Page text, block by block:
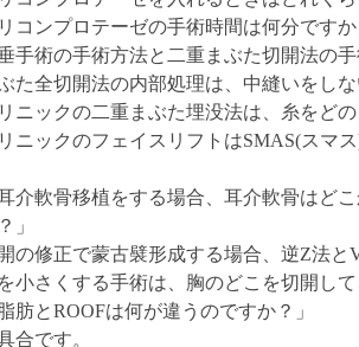
コンプロテーゼの手術時間は何分ですか
手術の手術方法と二重まぶた切開法の
た全切開法の内部処理は、中縫いをし
ニックの二重まぶた埋没法は、糸をど
リニックのフェイスリフトはSMAS(スマ
耳介軟骨移植をする場合、耳介軟骨はど
」
の修正で蒙古襞形成する場合、逆Z法と
小さくする手術は、胸のどこを切開し
肪とROOFは何が違うのですか？」
合です。